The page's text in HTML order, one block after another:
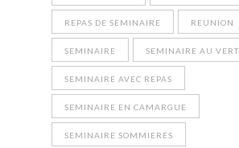
REPAS DE SEMINAIRE REUNION
SEMINAIRE SEMINAIRE AU VERT
SEMINAIRE AVEC REPAS
SEMINAIRE EN CAMARGUE
SEMINAIRE SOMMIERES